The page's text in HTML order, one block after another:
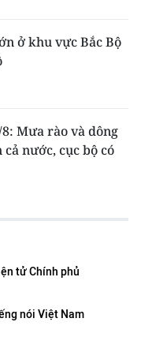
ở khu vực Bắc Bộ
Mưa rào và dông
nước, cục bộ có
tử Chính phủ
nói Việt Nam